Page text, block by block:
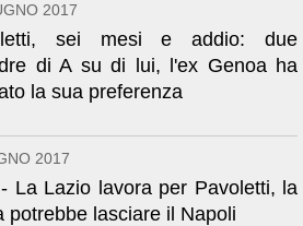
2017
sei mesi e addio: due
di A su di lui, l'ex Genoa ha
la sua preferenza
2017
La Lazio lavora per Pavoletti, la
potrebbe lasciare il Napoli